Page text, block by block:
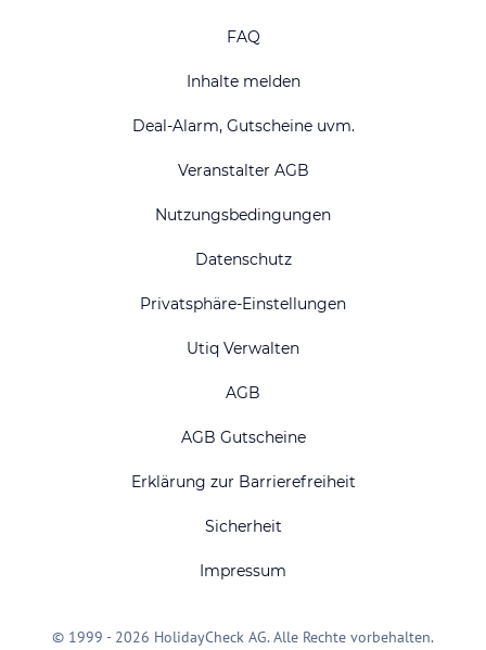
FAQ
Inhalte melden
Deal-Alarm, Gutscheine uvm.
Veranstalter AGB
Nutzungsbedingungen
Datenschutz
Privatsphäre-Einstellungen
Utiq Verwalten
AGB
AGB Gutscheine
Erklärung zur Barrierefreiheit
Sicherheit
Impressum
© 1999 - 2026 HolidayCheck AG. Alle Rechte vorbehalten.